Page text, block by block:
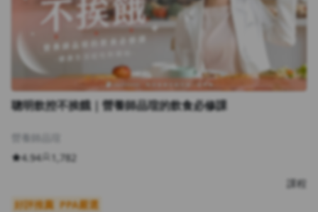
聰明飲控不挨餓｜營養師品瑄的飲食必修課
營養師品瑄
4.94
1,782
課程
好評推薦 PPA嚴選